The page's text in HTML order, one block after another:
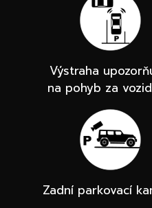
Výstraha
na pohyb za
Zadní parkovací